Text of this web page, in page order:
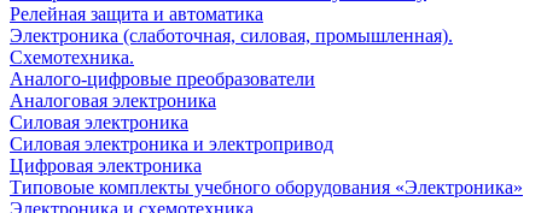
Релейная защита и автоматика
Электроника (слаботочная, силовая, промышленная).
Схемотехника.
Аналого-цифровые преобразователи
Аналоговая электроника
Cиловая электроника
Cиловая электроника и электропривод
Цифровая электроника
Типовоые комплекты учебного оборудования «Электроника»
Электроника и схемотехника